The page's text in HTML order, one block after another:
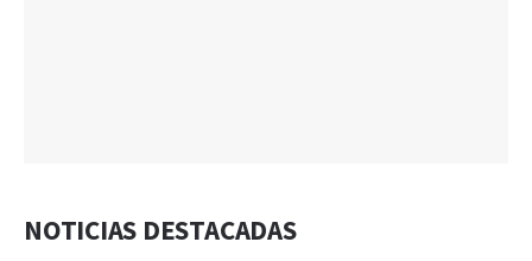
NOTICIAS DESTACADAS